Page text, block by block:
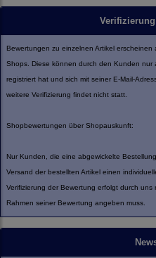
Bewertungen zu einzelnen Artikel
Shops. Diese können durch den Kunden
registriert hat und sich mit seiner E-Mail-
weitere Verifizierung findet nicht statt.
Shopbewertungen über Shopauskunft:
Nur Kunden, die eine abgewickelte
Versand der bestellten Artikel einen
Verifizierung der Bewertung erfolgt durch
Rahmen seiner Bewertung angeben muss.